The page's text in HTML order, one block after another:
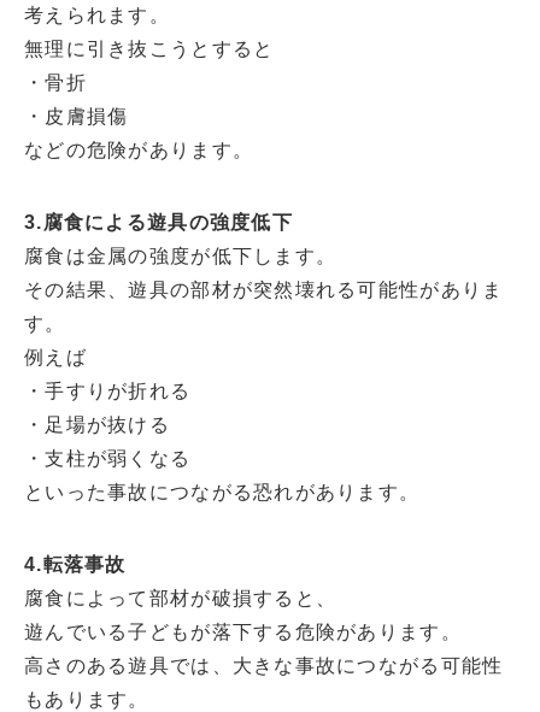
考えられます。
無理に引き抜こうとすると
・骨折
・皮膚損傷
などの危険があります。
3.腐食による遊具の強度低下
腐食は金属の強度が低下します。
その結果、遊具の部材が突然壊れる可能性がありま
す。
例えば
・手すりが折れる
・足場が抜ける
・支柱が弱くなる
といった事故につながる恐れがあります。
4.転落事故
腐食によって部材が破損すると、
遊んでいる子どもが落下する危険があります。
高さのある遊具では、大きな事故につながる可能性
もあります。